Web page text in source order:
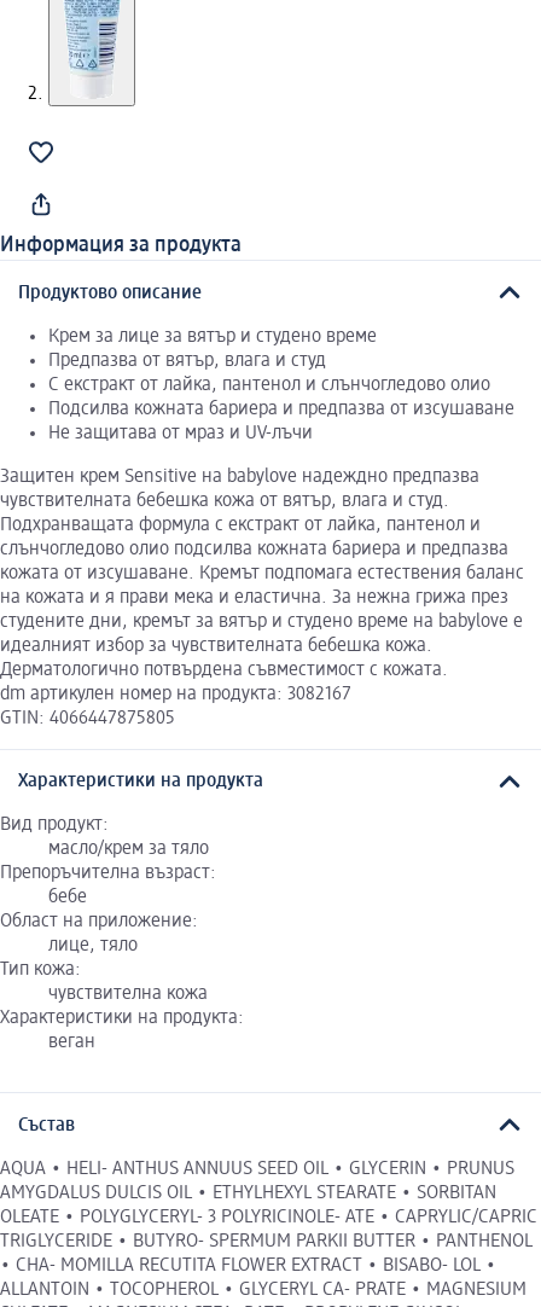
Информация за продукта
Продуктово описание
Крем за лице за вятър и студено време
Предпазва от вятър, влага и студ
С екстракт от лайка, пантенол и слънчогледово олио
Подсилва кожната бариера и предпазва от изсушаване
Не защитава от мраз и UV-лъчи
Защитен крем Sensitive на babylove надеждно предпазва
чувствителната бебешка кожа от вятър, влага и студ.
Подхранващата формула с екстракт от лайка, пантенол и
слънчогледово олио подсилва кожната бариера и предпазва
кожата от изсушаване. Кремът подпомага естествения баланс
на кожата и я прави мека и еластична. За нежна грижа през
студените дни, кремът за вятър и студено време на babylove е
идеалният избор за чувствителната бебешка кожа.
Дерматологично потвърдена съвместимост с кожата.
dm артикулен номер на продукта: 3082167
GTIN: 4066447875805
Характеристики на продукта
Вид продукт:
масло/крем за тяло
Препоръчителна възраст:
бебе
Област на приложение:
лице, тяло
Тип кожа:
чувствителна кожа
Характеристики на продукта:
веган
Състав
AQUA • HELI- ANTHUS ANNUUS SEED OIL • GLYCERIN • PRUNUS
AMYGDALUS DULCIS OIL • ETHYLHEXYL STEARATE • SORBITAN
OLEATE • POLYGLYCERYL- 3 POLYRICINOLE- ATE • CAPRYLIC/CAPRIC
TRIGLYCERIDE • BUTYRO- SPERMUM PARKII BUTTER • PANTHENOL
• CHA- MOMILLA RECUTITA FLOWER EXTRACT • BISABO- LOL •
ALLANTOIN • TOCOPHEROL • GLYCERYL CA- PRATE • MAGNESIUM